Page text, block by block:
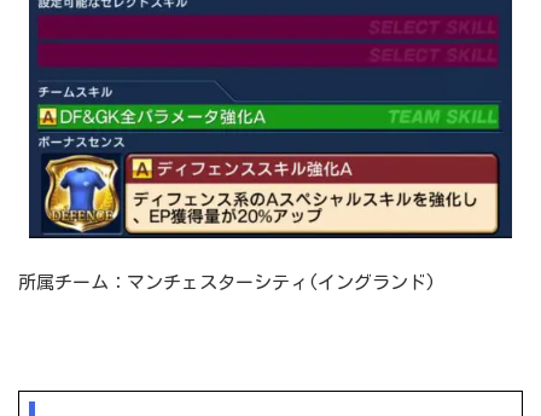
所属チーム：マンチェスターシティ(イングランド)